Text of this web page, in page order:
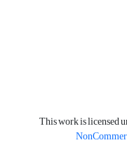
This work is licensed